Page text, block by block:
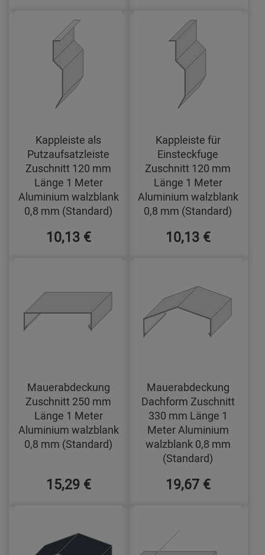
Kappleiste als
Putzaufsatzleiste
Zuschnitt 120 mm
Länge 1 Meter
Aluminium walzblank
0,8 mm (Standard)
10,13 €
Kappleiste für
Einsteckfuge
Zuschnitt 120 mm
Länge 1 Meter
Aluminium walzblank
0,8 mm (Standard)
10,13 €
Mauerabdeckung
Zuschnitt 250 mm
Länge 1 Meter
Aluminium walzblank
0,8 mm (Standard)
15,29 €
Mauerabdeckung
Dachform Zuschnitt
330 mm Länge 1
Meter Aluminium
walzblank 0,8 mm
(Standard)
19,67 €